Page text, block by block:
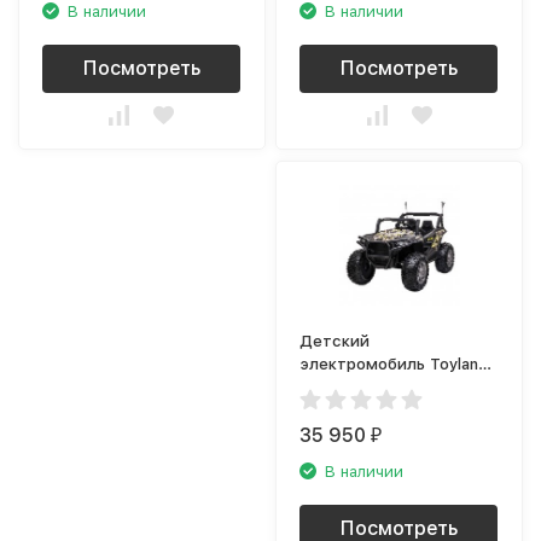
В наличии
Посмотреть
В наличии
Посмотреть
Детский
электромобиль Toyland
Buggy JC999 Арми
35 950₽
В наличии
Посмотреть